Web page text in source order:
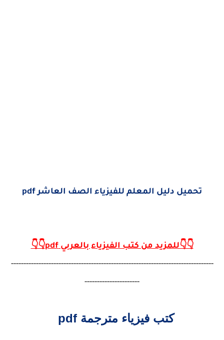
تحميل دليل المعلم للفيزياء الصف العاشر pdf
👇👇للمزيد من كتب الفيزياء بالعربي pdf👇👇
---------------------------------------------------------------------------------
----------------------
كتب فيزياء مترجمة pdf